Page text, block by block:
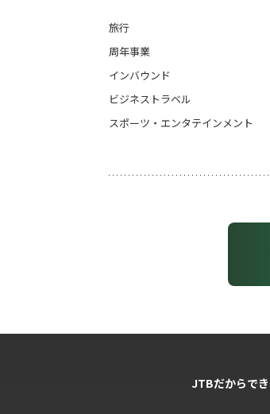
旅行
周年事業
インバウンド
ビジネストラベル
スポーツ・エンタテインメント
JTBだからで